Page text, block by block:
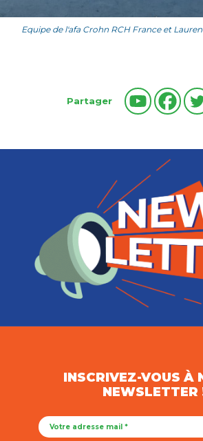
Equipe de l'afa Crohn RCH France et
Partager
INSCRIVEZ-VOUS À
NEWSLETTER